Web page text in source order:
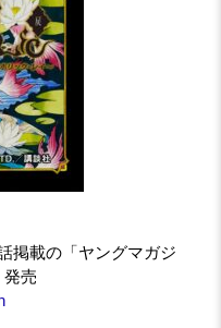
掲載の「ヤングマガジ
発売